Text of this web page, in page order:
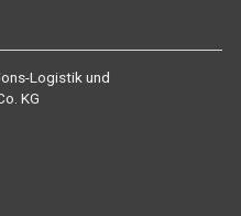
Logistik und
KG